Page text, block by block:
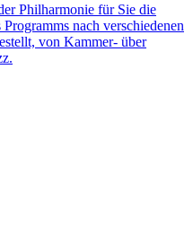
Philharmonie für Sie die
nach verschiedenen
von Kammer- über